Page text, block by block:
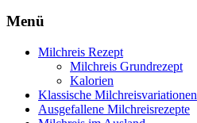
Menü
Milchreis Rezept
Milchreis Grundrezept
Kalorien
Klassische Milchreisvariationen
Ausgefallene Milchreisrezepte